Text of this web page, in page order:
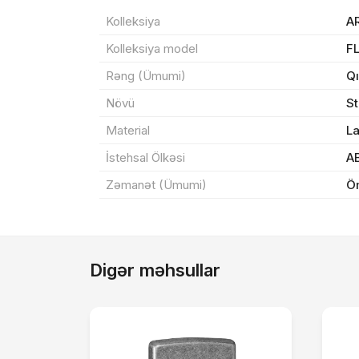
Kolleksiya
Kolleksiya model
Rəng (Ümumi)
Növü
Material
İstehsal Ölkəsi
Zəmanət (Ümumi)
Digər məhsullar